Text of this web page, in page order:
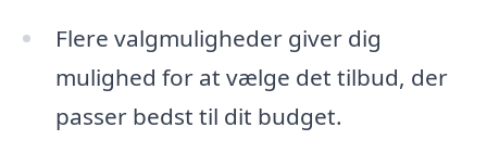
Flere valgmuligheder giver dig
mulighed for at vælge det tilbud, der
passer bedst til dit budget.